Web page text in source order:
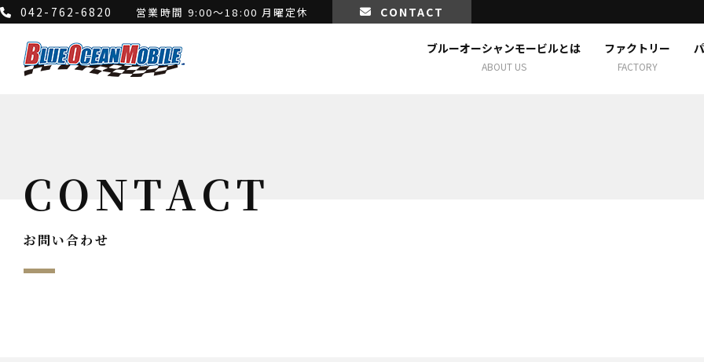
042-762-6820 営業時間 9:00～18:00 月曜定休 CONTACT
ブルーオーシャンモービルとは
ABOUT US
ファクトリー
FACTORY
CONTACT
お問い合わせ